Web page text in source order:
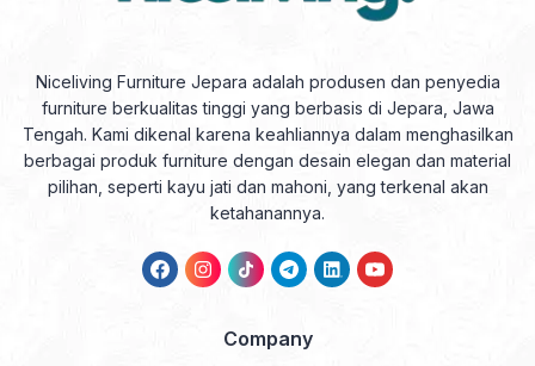
Niceliving Furniture Jepara adalah produsen dan penyedia
furniture berkualitas tinggi yang berbasis di Jepara, Jawa
Tengah. Kami dikenal karena keahliannya dalam menghasilkan
berbagai produk furniture dengan desain elegan dan material
pilihan, seperti kayu jati dan mahoni, yang terkenal akan
ketahanannya.
Company